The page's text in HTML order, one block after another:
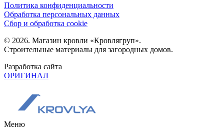
Политика конфиденциальности
Обработка персональных данных
Сбор и обработка cookie
© 2026. Магазин кровли «Кровлягруп».
Строительные материалы для загородных домов.
Разработка сайта
ОРИГИНАЛ
Меню